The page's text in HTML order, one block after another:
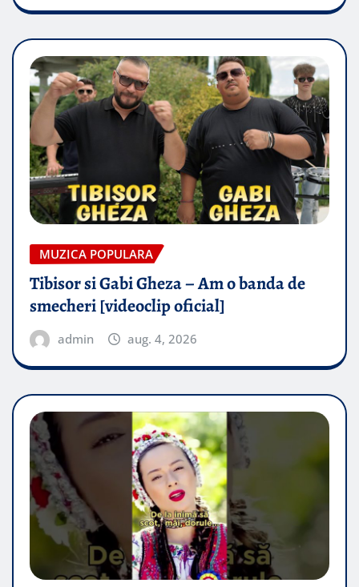
MUZICA POPULARA
Tibisor si Gabi Gheza – Am o banda de
smecheri [videoclip oficial]
admin aug. 4, 2026